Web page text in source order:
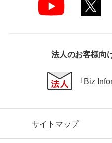
法人のお客様向
「Biz
サイトマップ